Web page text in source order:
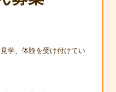
学、体験を受け付けてい